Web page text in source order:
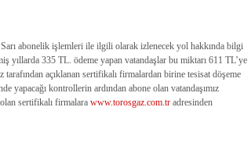
abonelik işlemleri ile ilgili olarak izlenecek yol hakkında bilgi
yıllarda 335 TL. ödeme yapan vatandaşlar bu miktarı 611 TL’ye
açıklanan sertifikalı firmalardan birine tesisat döşeme
yapacağı kontrollerin ardından abone olan vatandaşımız
sertifikalı firmalara www.torosgaz.com.tradresinden